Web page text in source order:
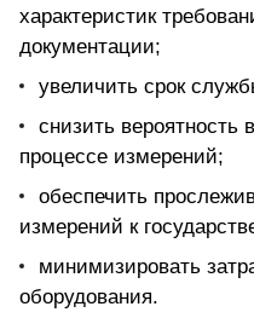
характеристик
документации;
увеличить срок
снизить вероятность
процессе измерений;
обеспечить
измерений к
минимизировать
оборудования.